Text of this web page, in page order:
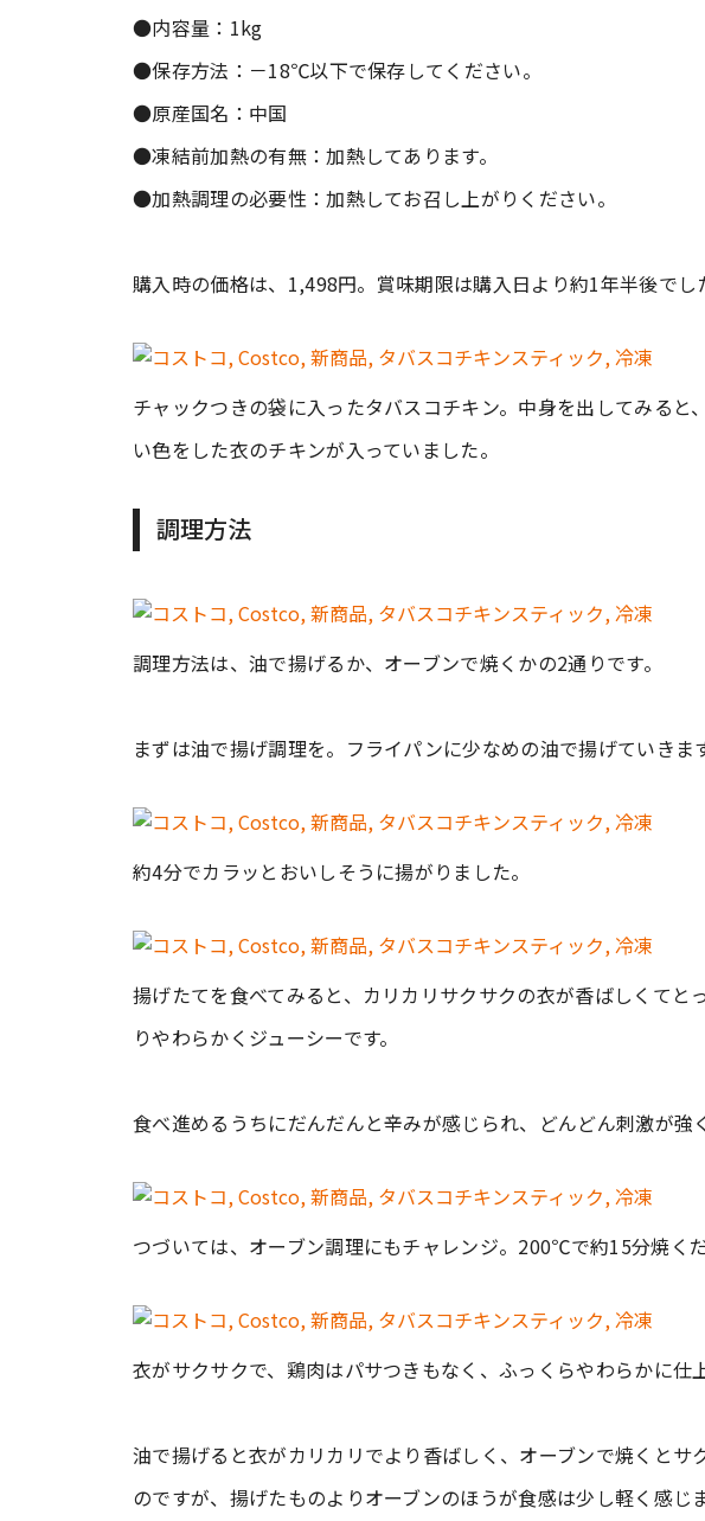
●内容量：1kg
●保存方法：－18℃以下で保存してください。
●原産国名：中国
●凍結前加熱の有無：加熱してあります。
●加熱調理の必要性：加熱してお召し上がりください。
購入時の価格は、1,498円。賞味期限は購入日より約1年半後でし
チャックつきの袋に入ったタバスコチキン。中身を出してみると
い色をした衣のチキンが入っていました。
調理方法
調理方法は、油で揚げるか、オーブンで焼くかの2通りです。
まずは油で揚げ調理を。フライパンに少なめの油で揚げていきま
約4分でカラッとおいしそうに揚がりました。
揚げたてを食べてみると、カリカリサクサクの衣が香ばしくてと
りやわらかくジューシーです。
食べ進めるうちにだんだんと辛みが感じられ、どんどん刺激が強
つづいては、オーブン調理にもチャレンジ。200℃で約15分焼くだ
衣がサクサクで、鶏肉はパサつきもなく、ふっくらやわらかに仕
油で揚げると衣がカリカリでより香ばしく、オーブンで焼くとサ
のですが、揚げたものよりオーブンのほうが食感は少し軽く感じ